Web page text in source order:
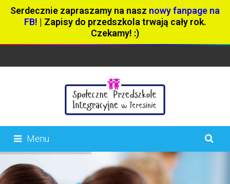
Serdecznie zapraszamy na nasz nowy fanpage na
FB! | Zapisy do przedszkola trwają cały rok.
Czekamy! :)
Menu